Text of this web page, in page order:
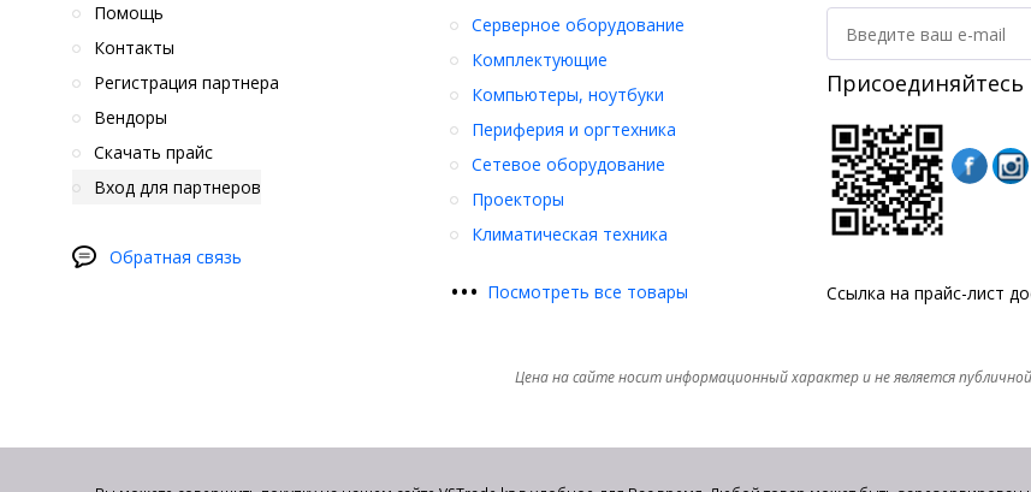
Помощь
Контакты
Регистрация партнера
Вендоры
Скачать прайс
Вход для партнеров
Обратная связь
Серверное оборудование
Комплектующие
Компьютеры, ноутбуки
Периферия и оргтехника
Сетевое оборудование
Проекторы
Климатическая техника
••• Посмотреть все товары
Присоединяйтесь
Ссылка на прайс-лист
Цена на сайте носит информационный характер и не является